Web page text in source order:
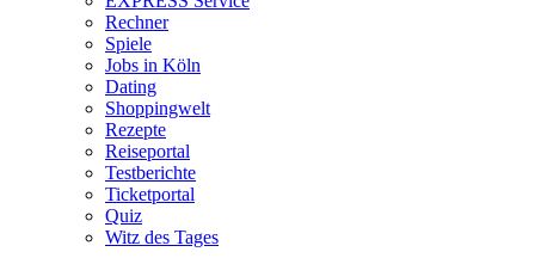
Rechner
Spiele
Jobs in Köln
Dating
Shoppingwelt
Rezepte
Reiseportal
Testberichte
Ticketportal
Quiz
Witz des Tages